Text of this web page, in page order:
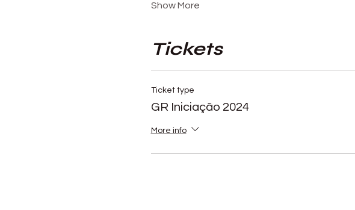
Show More
Tickets
Ticket type
GR Iniciação 2024
More info